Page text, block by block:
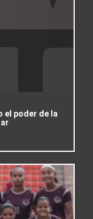
el poder de la